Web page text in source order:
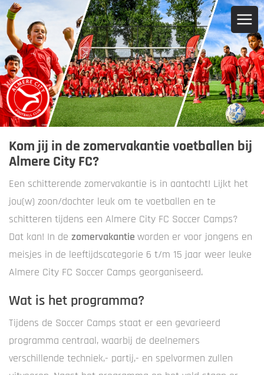
Kom jij in de zomervakantie voetballen bij
Almere City FC?
Een schitterende zomervakantie is in aantocht! Lijkt het
jou(w) zoon/dochter leuk om te voetballen en te
schitteren tijdens een Almere City FC Soccer Camps?
Dat kan! In de zomervakantie worden er voor jongens en
meisjes in de leeftijdscategorie 6 t/m 15 jaar weer leuke
Almere City FC Soccer Camps georganiseerd.
Wat is het programma?
Tijdens de Soccer Camps staat er een gevarieerd
programma centraal, waarbij de deelnemers
verschillende techniek,- partij,- en spelvormen zullen